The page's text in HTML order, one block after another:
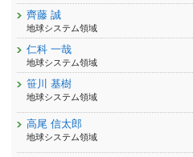
齊藤 誠
地球システム領域
仁科 一哉
地球システム領域
笹川 基樹
地球システム領域
高尾 信太郎
地球システム領域